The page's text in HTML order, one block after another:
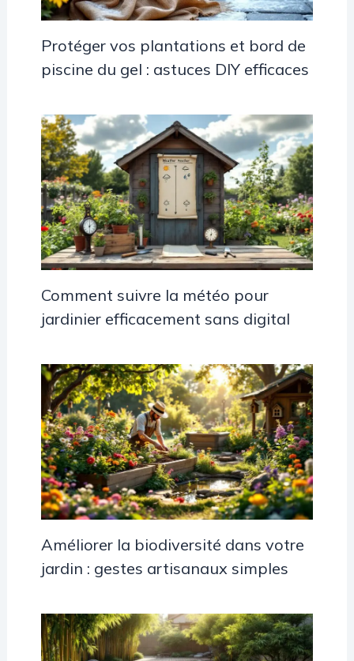
Protéger vos plantations et bord de
piscine du gel : astuces DIY efficaces
Comment suivre la météo pour
jardinier efficacement sans digital
Améliorer la biodiversité dans votre
jardin : gestes artisanaux simples